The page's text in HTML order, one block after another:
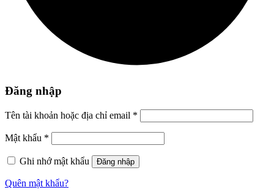
Đăng nhập
Tên tài khoản hoặc địa chỉ email *
Mật khẩu *
Ghi nhớ mật khẩu Đăng nhập
Quên mật khẩu?